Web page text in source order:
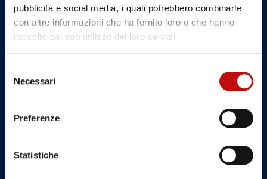
pubblicità e social media, i quali potrebbero combinarle
con altre informazioni che ha fornito loro o che hanno
raccolto dal suo utilizzo dei loro servizi.
delNecessari
Preferenze
Statistiche